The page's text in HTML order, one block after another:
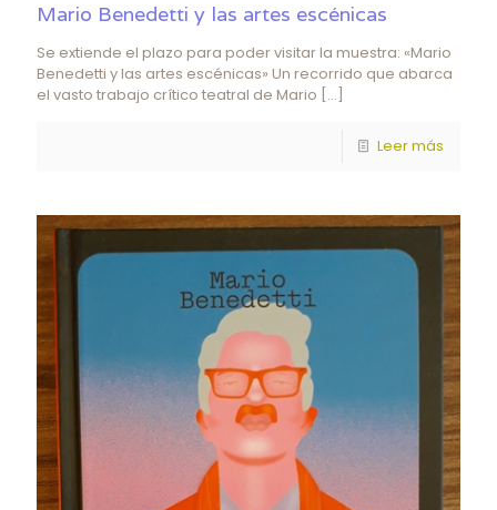
Mario Benedetti y las artes escénicas
Se extiende el plazo para poder visitar la muestra: «Mario
Benedetti y las artes escénicas» Un recorrido que abarca
el vasto trabajo crítico teatral de Mario […]
Leer más